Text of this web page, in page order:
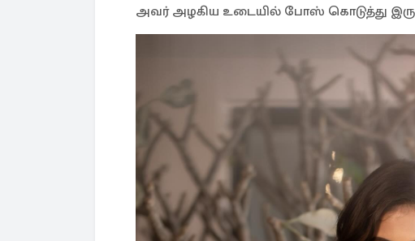
அவர் அழகிய உடையில் போஸ் கொடுத்து